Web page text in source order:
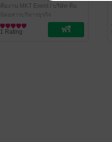
ทีมงาน MKT Event / บริษัท ทีม
ไทเกอร์ส จำกัด
นิตยสารบริหารธุรกิจ
1 Rating